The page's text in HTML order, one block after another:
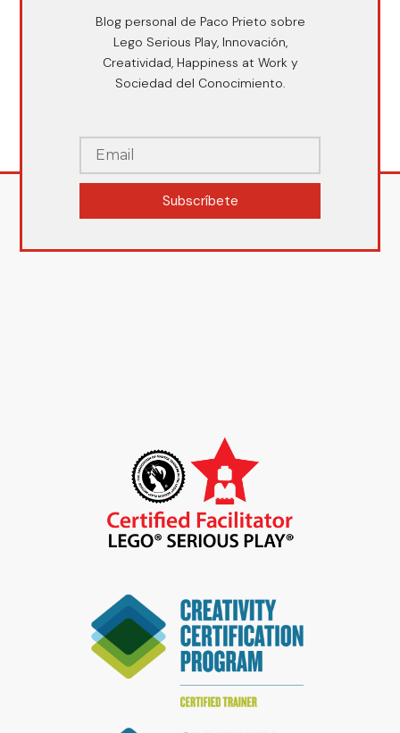
Blog personal de Paco Prieto sobre
Lego Serious Play, Innovación,
Creatividad, Happiness at Work y
Sociedad del Conocimiento.
Subscríbete